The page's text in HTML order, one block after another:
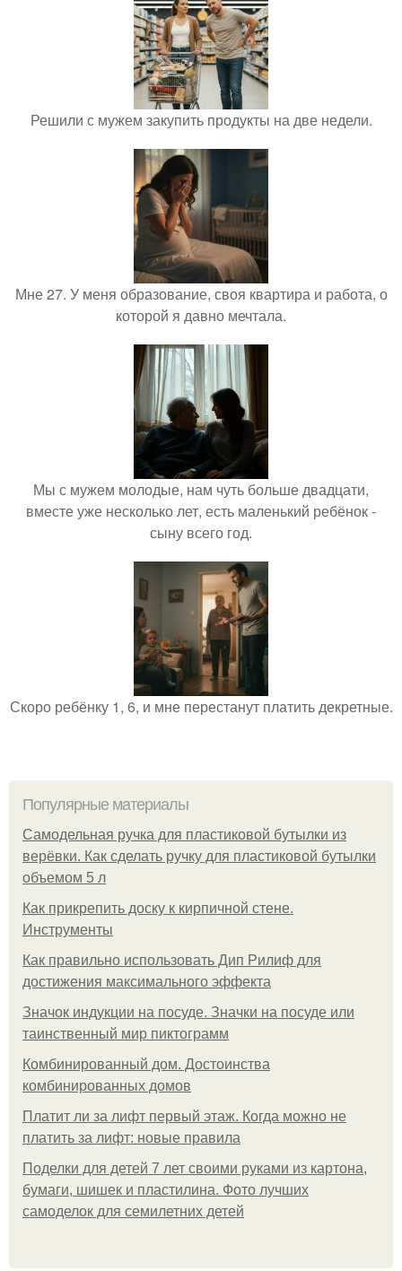
Решили с мужем закупить продукты на две недели.
Мне 27. У меня образование, своя квартира и работа, о
которой я давно мечтала.
Мы с мужем молодые, нам чуть больше двадцати,
вместе уже несколько лет, есть маленький ребёнок -
сыну всего год.
Скоро ребёнку 1, 6, и мне перестанут платить декретные.
Популярные материалы
Самодельная ручка для пластиковой бутылки из
верёвки. Как сделать ручку для пластиковой бутылки
объемом 5 л
Как прикрепить доску к кирпичной стене.
Инструменты
Как правильно использовать Дип Рилиф для
достижения максимального эффекта
Значок индукции на посуде. Значки на посуде или
таинственный мир пиктограмм
Комбинированный дом. Достоинства
комбинированных домов
Платит ли за лифт первый этаж. Когда можно не
платить за лифт: новые правила
Поделки для детей 7 лет своими руками из картона,
бумаги, шишек и пластилина. Фото лучших
самоделок для семилетних детей